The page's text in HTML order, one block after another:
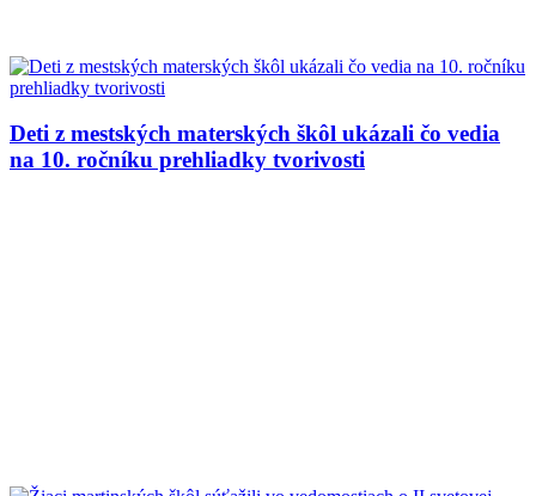
Deti z mestských materských škôl ukázali čo vedia
na 10. ročníku prehliadky tvorivosti